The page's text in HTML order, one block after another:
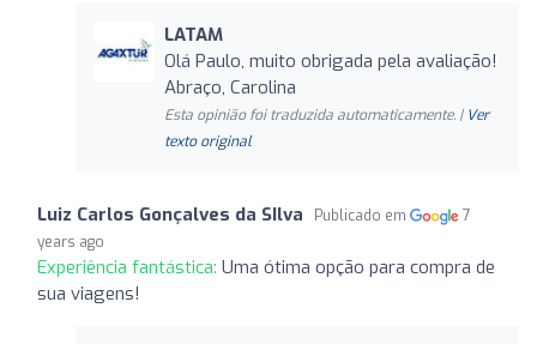
LATAM
Olá Paulo, muito obrigada pela avaliação!
Abraço, Carolina
Esta opinião foi traduzida automaticamente. | Ver
texto original
Luiz Carlos Gonçalves da SIlva Publicado em
7
years ago
Experiência fantástica: Uma ótima opção para compra de
sua viagens!